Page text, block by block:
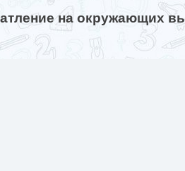
на окружающих